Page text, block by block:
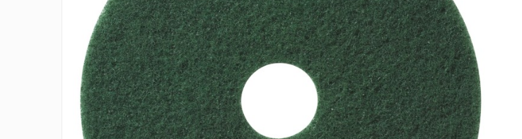
Monodiscuri profesionale
Detergenti profesionali
Accesorii detergenti, pompe,
pulverizatoare
Detergenti bucatarie